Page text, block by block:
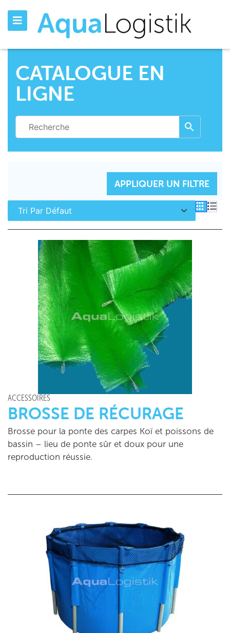
CATALOGUE EN
LIGNE
APPLIQUER UN FILTRE
ACCESSOIRES
BROSSE DE RÉCURAGE
Brosse pour la ponte des carpes Koï et poissons de
bassin – lieu de ponte sûr et doux pour une
reproduction réussie.